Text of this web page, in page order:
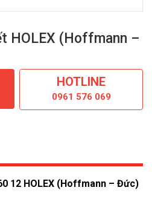
HOLEX (Hoffmann –
HOTLINE
0961 576 069
12 HOLEX (Hoffmann – Đức)